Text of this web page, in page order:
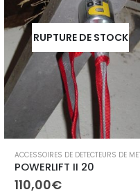
TB ELECTRONIC
RUPTURE DE STOCK
POWERLIFT II 20
110,00€